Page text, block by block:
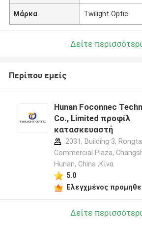
Μάρκα Twilight Optic
Δείτε
Περίπου εμείς
Hunan Foconnec
Co., Limited προφίλ
κατασκευαστή
2031, Building 3,
Commercial Plaza,
Hunan, China ,Κίνα
5.0
Ελεγχμένος
Δείτε